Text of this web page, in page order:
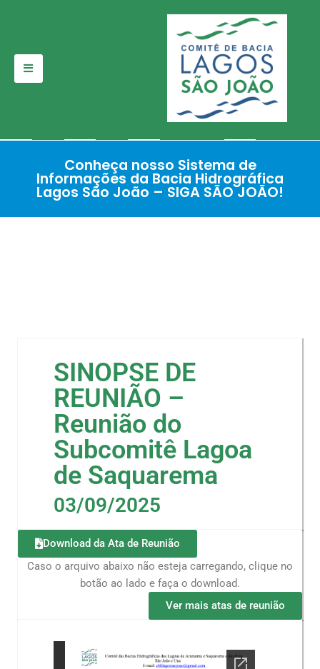
para
Conheça nosso Sistema de
Informações da Bacia Hidrográfica
Lagos São João – SIGA SÃO JOÃO!
SINOPSE DE
REUNIÃO –
Reunião do
Subcomitê Lagoa
de Saquarema
03/09/2025
Download da Ata de Reunião
Caso o arquivo abaixo não esteja carregando, clique no
botão ao lado e faça o download.
Ver mais atas de reunião